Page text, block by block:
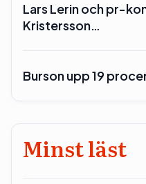
Lars Lerin och pr-
Kristersson…
Burson upp 19
Minst läst